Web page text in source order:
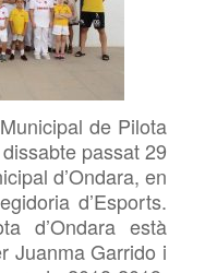
Municipal de Pilota
passat 29
d’Ondara, en
d’Esports.
d’Ondara està
Juanma Garrido i